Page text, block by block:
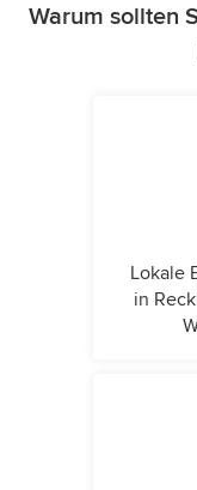
Warum sollten
Lokale
in